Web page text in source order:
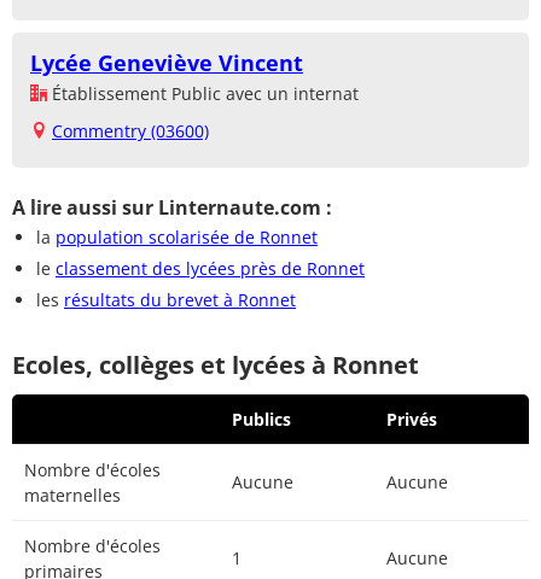
Lycée Geneviève Vincent
Établissement Public avec un internat
Commentry (03600)
A lire aussi sur Linternaute.com :
la population scolarisée de Ronnet
le classement des lycées près de Ronnet
les résultats du brevet à Ronnet
Ecoles, collèges et lycées à Ronnet
Publics Privés
Nombre d'écoles
maternelles
Aucune Aucune
Nombre d'écoles
primaires
1 Aucune